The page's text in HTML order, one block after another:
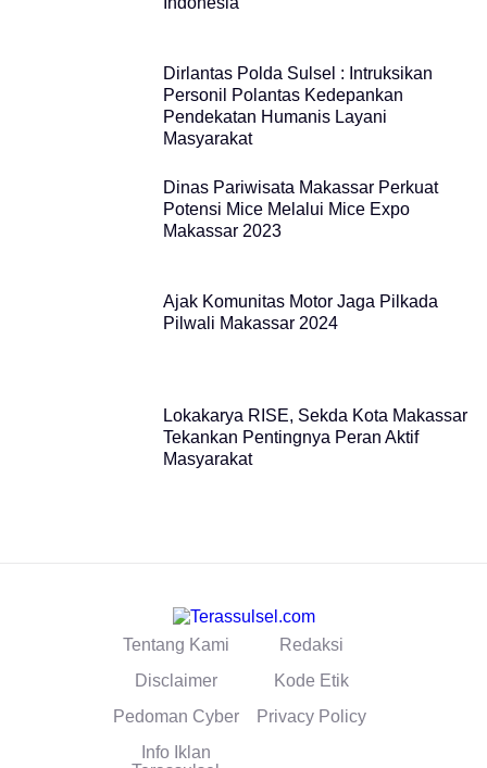
Dirlantas Polda Sulsel : Intruksikan
Personil Polantas Kedepankan
Pendekatan Humanis Layani
Masyarakat
Dinas Pariwisata Makassar Perkuat
Potensi Mice Melalui Mice Expo
Makassar 2023
Ajak Komunitas Motor Jaga Pilkada
Pilwali Makassar 2024
Lokakarya RISE, Sekda Kota Makassar
Tekankan Pentingnya Peran Aktif
Masyarakat
Tentang Kami
Redaksi
Disclaimer
Kode Etik
Pedoman Cyber
Privacy Policy
Info Iklan